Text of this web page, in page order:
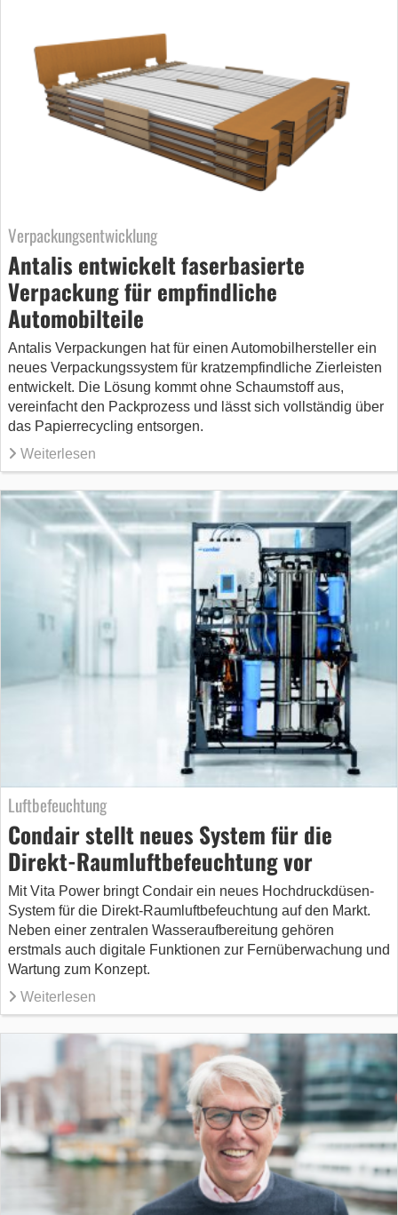
Verpackungsentwicklung
Antalis entwickelt faserbasierte
Verpackung für empfindliche
Automobilteile
Antalis Verpackungen hat für einen Automobilhersteller ein
neues Verpackungssystem für kratzempfindliche Zierleisten
entwickelt. Die Lösung kommt ohne Schaumstoff aus,
vereinfacht den Packprozess und lässt sich vollständig über
das Papierrecycling entsorgen.
Weiterlesen
Luftbefeuchtung
Condair stellt neues System für die
Direkt-Raumluftbefeuchtung vor
Mit Vita Power bringt Condair ein neues Hochdruckdüsen-
System für die Direkt-Raumluftbefeuchtung auf den Markt.
Neben einer zentralen Wasseraufbereitung gehören
erstmals auch digitale Funktionen zur Fernüberwachung und
Wartung zum Konzept.
Weiterlesen